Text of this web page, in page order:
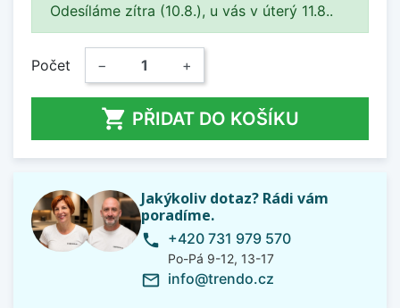
Odesíláme zítra (10.8.), u vás v úterý 11.8..
Počet − +
 PŘIDAT DO KOŠÍKU
Jakýkoliv dotaz? Rádi vám
poradíme.
phone +420 731 979 570
Po-Pá 9-12, 13-17
mail_outline info@trendo.cz